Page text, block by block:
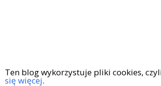
Ten blog wykorzystuje pliki cookies,
się więcej.